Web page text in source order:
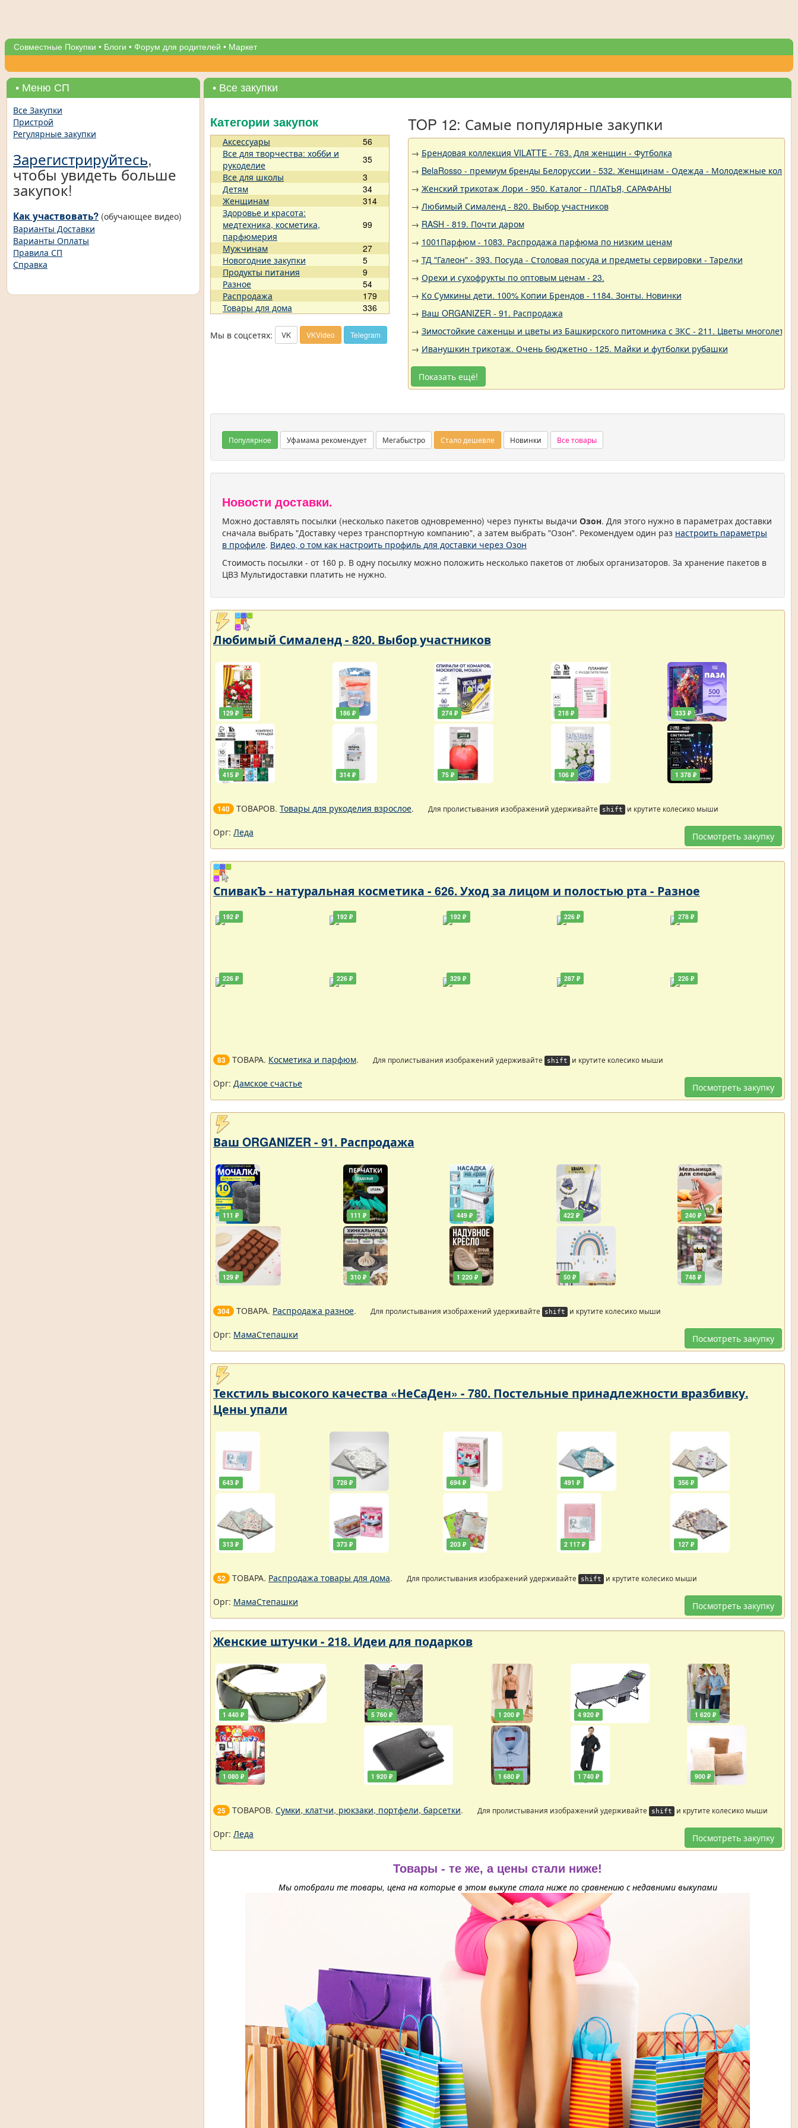
Совместные Покупки • Блоги • Форум для родителей • Маркет
• Меню СП
Все Закупки
Пристрой
Регулярные закупки
Зарегистрируйтесь,
чтобы увидеть больше
закупок!
Как участвовать? (обучающее видео)
Варианты Доставки
Варианты Оплаты
Правила СП
Справка
• Все закупки
Категории закупок
Аксессуары
56
Все для творчества: хобби и
рукоделие
35
Все для школы
3
Детям
34
Женщинам
314
Здоровье и красота:
медтехника, косметика,
парфюмерия
99
Мужчинам
27
Новогодние закупки
5
Продукты питания
9
Разное
54
Распродажа
179
Товары для дома
336
Мы в соцсетях: VK VKVideo Telegram
TOP 12: Самые популярные закупки
→ Брендовая коллекция VILATTE - 763. Для женщин - Футболка
→ BelaRosso - премиум бренды Белоруссии - 532. Женщинам - Одежда - Молодежные
→ Женский трикотаж Лори - 950. Каталог - ПЛАТЬЯ, САРАФАНЫ
→ Любимый Сималенд - 820. Выбор участников
→ RASH - 819. Почти даром
→ 1001Парфюм - 1083. Распродажа парфюма по низким ценам
→ ТД "Галеон" - 393. Посуда - Столовая посуда и предметы сервировки - Тарелки
→ Орехи и сухофрукты по оптовым ценам - 23.
→ Ко Сумкины дети. 100% Копии Брендов - 1184. Зонты. Новинки
→ Ваш ORGANIZER - 91. Распродажа
→ Зимостойкие саженцы и цветы из Башкирского питомника с ЗКС - 211. Цветы
→ Иванушкин трикотаж. Очень бюджетно - 125. Майки и футболки рубашки
Показать ещё!
Популярное Уфамама рекомендует Мегабыстро Стало дешевле Новинки Все товары
Новости доставки.
Можно доставлять посылки (несколько пакетов одновременно) через пункты выдачи Озон. Для этого нужно в параметрах доставки
сначала выбрать "Доставку через транспортную компанию", а затем выбрать "Озон". Рекомендуем один раз настроить параметры
в профиле. Видео, о том как настроить профиль для доставки через Озон
Стоимость посылки - от 160 р. В одну посылку можно положить несколько пакетов от любых организаторов. За хранение пакетов в
ЦВЗ Мультидоставки платить не нужно.
Любимый Сималенд - 820. Выбор участников
129 ₽
415 ₽
186 ₽
314 ₽
274 ₽
75 ₽
218 ₽
106 ₽
333 ₽
1 378 ₽
140 ТОВАРОВ. Товары для рукоделия взрослое. Для пролистывания изображений удерживайте shift и крутите колесико мыши
Посмотреть закупку
Орг: Леда
СпивакЪ - натуральная косметика - 626. Уход за лицом и полостью рта - Разное
192 ₽
226 ₽
192 ₽
226 ₽
192 ₽
329 ₽
226 ₽
287 ₽
278 ₽
226 ₽
83 ТОВАРА. Косметика и парфюм. Для пролистывания изображений удерживайте shift и крутите колесико мыши
Посмотреть закупку
Орг: Дамское счастье
Ваш ORGANIZER - 91. Распродажа
111 ₽
129 ₽
111 ₽
310 ₽
449 ₽
1 220 ₽
422 ₽
50 ₽
240 ₽
748 ₽
304 ТОВАРА. Распродажа разное. Для пролистывания изображений удерживайте shift и крутите колесико мыши
Посмотреть закупку
Орг: МамаСтепашки
Текстиль высокого качества «НеСаДен» - 780. Постельные принадлежности вразбивку.
Цены упали
643 ₽
313 ₽
728 ₽
373 ₽
694 ₽
203 ₽
491 ₽
2 117 ₽
356 ₽
127 ₽
52 ТОВАРА. Распродажа товары для дома. Для пролистывания изображений удерживайте shift и крутите колесико мыши
Посмотреть закупку
Орг: МамаСтепашки
Женские штучки - 218. Идеи для подарков
1 440 ₽
1 080 ₽
5 760 ₽
1 920 ₽
1 200 ₽
1 680 ₽
4 920 ₽
1 740 ₽
1 620 ₽
900 ₽
25 ТОВАРОВ. Сумки, клатчи, рюкзаки, портфели, барсетки. Для пролистывания изображений удерживайте shift и крутите колесико мыши
Посмотреть закупку
Орг: Леда
Товары - те же, а цены стали ниже!
Мы отобрали те товары, цена на которые в этом выкупе стала ниже по сравнению с недавними выкупами